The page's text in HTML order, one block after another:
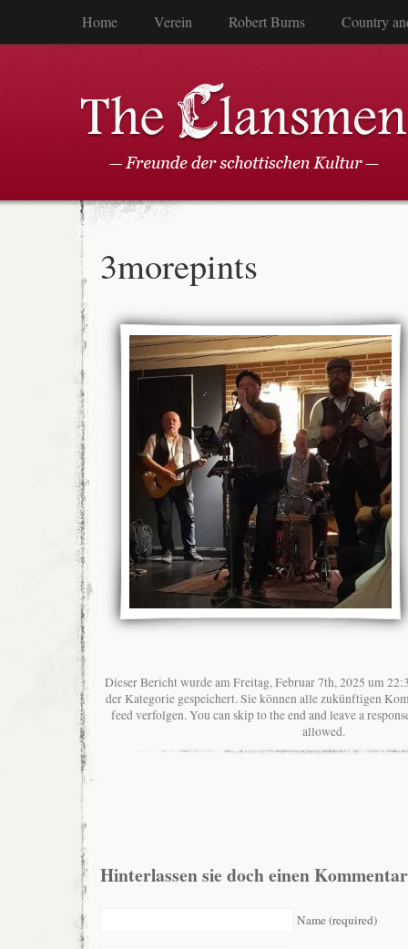
Home Verein Robert Burns Country
3morepints
Dieser Bericht wurde am Freitag, Februar 7th, 2025 um
der Kategorie gespeichert. Sie können alle zukünftigen
feed verfolgen. You can skip to the end and leave a
allowed.
Hinterlassen sie doch einen
Name (required)